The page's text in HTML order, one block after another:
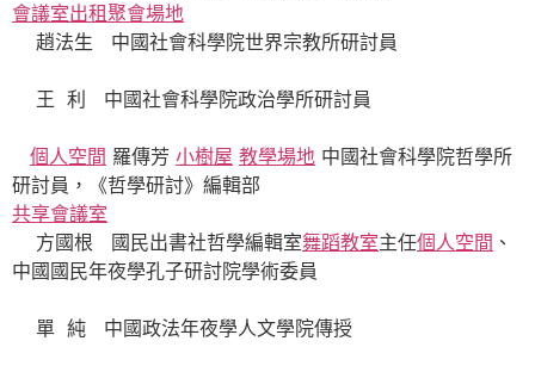
會議室出租聚會場地
趙法生 中國社會科學院世界宗教所研討員
王 利 中國社會科學院政治學所研討員
個人空間 羅傳芳 小樹屋 教學場地 中國社會科學院哲學所
研討員，《哲學研討》編輯部
共享會議室
方國根 國民出書社哲學編輯室舞蹈教室主任個人空間 、
中國國民年夜學孔子研討院學術委員
單 純 中國政法年夜學人文學院傳授